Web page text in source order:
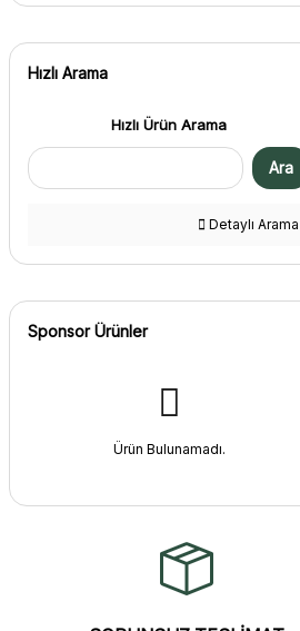
Hızlı Arama
Hızlı Ürün Arama
Ara
Detaylı Arama
Sponsor Ürünler
Ürün Bulunamadı.